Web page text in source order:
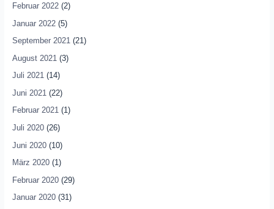
Februar 2022(2)
Januar 2022(5)
September 2021(21)
August 2021 (3)
Juli 2021(14)
Juni 2021 (22)
Februar 2021(1)
Juli 2020(26)
Juni 2020(10)
März 2020(1)
Februar 2020(29)
Januar 2020(31)